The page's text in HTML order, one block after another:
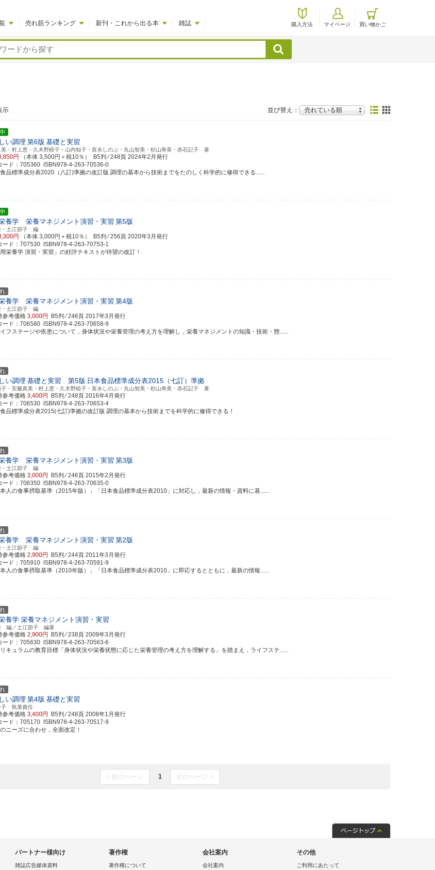
売れ筋ランキング 新刊・これから出る本 雑誌 購入方法 マイページ 買い物かご
検索
示 並び替え：
い調理 第6版 基礎と実習
美・村上恵・久木野睦子・山内知子・富永しのぶ・丸山智美・杉山寿美・赤石記子 著
円 （本体 3,500円＋税10％） B5判 ⁄ 248頁 2024年2月発行
ード：705360 ISBN978-4-263-70536-0
品標準成分表2020（八訂)準拠の改訂版 調理の基本から技術までをたのしく科学的に修得できる......
養学 栄養マネジメント演習・実習 第5版
・土江節子 編
円 （本体 3,000円＋税10％） B5判 ⁄ 256頁 2020年3月発行
ード：707530 ISBN978-4-263-70753-1
栄養学 演習・実習」の好評テキストが待望の改訂！
養学 栄養マネジメント演習・実習 第4版
・土江節子 編
参考価格 3,000円 B5判 ⁄ 246頁 2017年3月発行
ード：706580 ISBN978-4-263-70658-9
フステージや疾患について，身体状況や栄養管理の考え方を理解し，栄養マネジメントの知識・技術・態......
い調理 基礎と実習 第5版 日本食品標準成分表2015（七訂）準拠
子・安藤真美・村上恵・久木野睦子・富永しのぶ・丸山智美・杉山寿美・赤石記子 著
参考価格 3,400円 B5判 ⁄ 248頁 2016年4月発行
ード：706530 ISBN978-4-263-70653-4
品標準成分表2015(七訂)準拠の改訂版 調理の基本から技術までを科学的に修得できる！
養学 栄養マネジメント演習・実習 第3版
・土江節子 編
参考価格 3,000円 B5判 ⁄ 246頁 2015年2月発行
ード：706350 ISBN978-4-263-70635-0
人の食事摂取基準（2015年版）」「日本食品標準成分表2010」に対応し，最新の情報・資料に基......
養学 栄養マネジメント演習・実習 第2版
・土江節子 編
参考価格 2,900円 B5判 ⁄ 244頁 2011年3月発行
ード：705910 ISBN978-4-263-70591-9
人の食事摂取基準（2010年版）」「日本食品標準成分表2010」に即応するとともに，最新の情報......
養学 栄養マネジメント演習・実習
編／土江節子 編著
参考価格 2,900円 B5判 ⁄ 238頁 2009年3月発行
ード：705630 ISBN978-4-263-70563-6
キュラムの教育目標「身体状況や栄養状態に応じた栄養管理の考え方を理解する」を踏まえ，ライフステ......
い調理 第4版 基礎と実習
子 執筆責任
参考価格 3,400円 B5判 ⁄ 248頁 2008年1月発行
ード：705170 ISBN978-4-263-70517-9
ニーズに合わせ，全面改定！
< 前のページ 1 次のページ >
パートナー様向け
雑誌広告媒体資料
著作権
著作権について
会社案内
会社案内
その他
ご利用にあたって